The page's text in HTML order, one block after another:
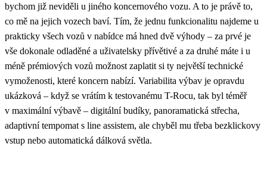
bychom již neviděli u jiného koncernového vozu. A to je právě to,
co mě na jejich vozech baví. Tím, že jednu funkcionalitu najdeme u
prakticky všech vozů v nabídce má hned dvě výhody – za prvé je
vše dokonale odladěné a uživatelsky přívětivé a za druhé máte i u
méně prémiových vozů možnost zaplatit si ty největší technické
vymoženosti, které koncern nabízí. Variabilita výbav je opravdu
ukázková – když se vrátím k testovanému T-Rocu, tak byl téměř
v maximální výbavě – digitální budíky, panoramatická střecha,
adaptivní tempomat s line assistem, ale chyběl mu třeba bezklickovy
vstup nebo automatická dálková světla.